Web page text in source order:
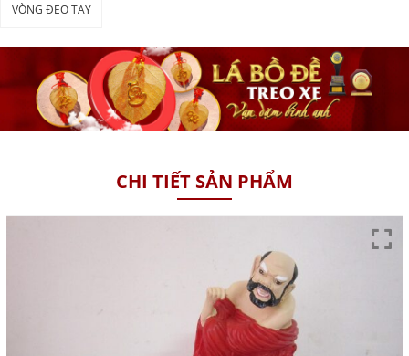
VÒNG ĐEO TAY
CHI TIẾT SẢN PHẨM